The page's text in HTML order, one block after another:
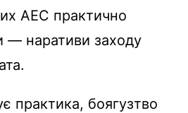
АЕС практично
— наративи заходу
практика, боягузтво